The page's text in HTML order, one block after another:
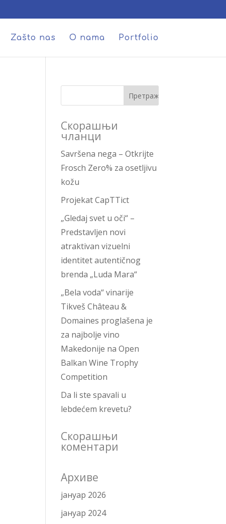
Zašto nas O nama Portfolio
Скорашњи
чланци
Savršena nega – Otkrijte
Frosch Zero% za osetljivu
kožu
Projekat CapTTict
„Gledaj svet u oči“ –
Predstavljen novi
atraktivan vizuelni
identitet autentičnog
brenda „Luda Mara“
„Bela voda“ vinarije
Tikveš Château &
Domaines proglašena je
za najbolje vino
Makedonije na Open
Balkan Wine Trophy
Competition
Da li ste spavali u
lebdećem krevetu?
Скорашњи
коментари
Архиве
јануар 2026
јануар 2024